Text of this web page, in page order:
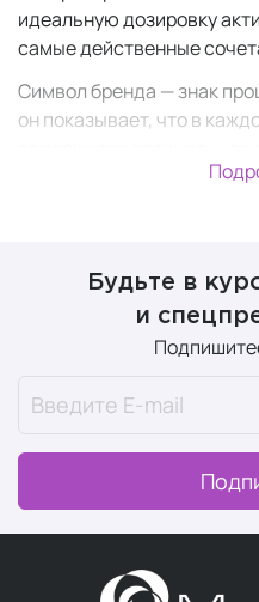
идеальную дозировку
самые действенные
Символ бренда — знак
он показывает, что в
Нули в форме семян
используют продукт.
В 12 линеек бренда
оздоровления кожи.
ухода за
комедонов;
Будьте в
и